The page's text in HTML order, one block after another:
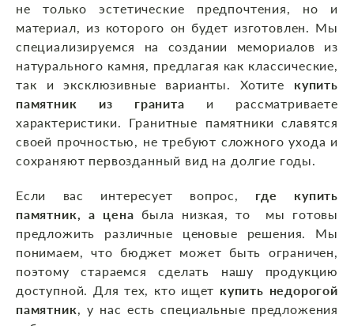
не только эстетические предпочтения, но и
материал, из которого он будет изготовлен. Мы
специализируемся на создании мемориалов из
натурального камня, предлагая как классические,
так и эксклюзивные варианты. Хотите купить
памятник из гранита и рассматриваете
характеристики. Гранитные памятники славятся
своей прочностью, не требуют сложного ухода и
сохраняют первозданный вид на долгие годы.
Если вас интересует вопрос, где купить
памятник, а цена была низкая, то мы готовы
предложить различные ценовые решения. Мы
понимаем, что бюджет может быть ограничен,
поэтому стараемся сделать нашу продукцию
доступной. Для тех, кто ищет купить недорогой
памятник, у нас есть специальные предложения